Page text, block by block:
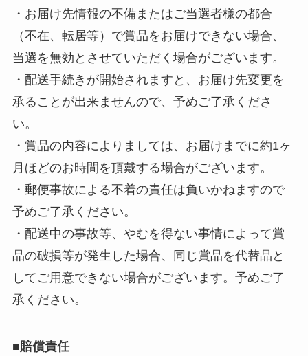
・お届け先情報の不備またはご当選者様の都合
（不在、転居等）で賞品をお届けできない場合、
当選を無効とさせていただく場合がございます。
・配送手続きが開始されますと、お届け先変更を
承ることが出来ませんので、予めご了承くださ
い。
・賞品の内容によりましては、お届けまでに約1ヶ
月ほどのお時間を頂戴する場合がございます。
・郵便事故による不着の責任は負いかねますので
予めご了承ください。
・配送中の事故等、やむを得ない事情によって賞
品の破損等が発生した場合、同じ賞品を代替品と
してご用意できない場合がございます。予めご了
承ください。
■賠償責任